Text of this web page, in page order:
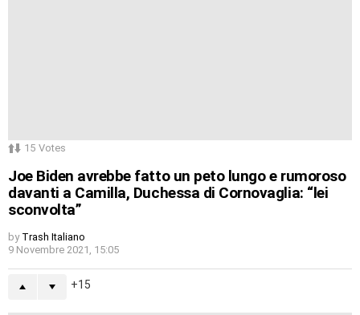
15 Votes
Joe Biden avrebbe fatto un peto lungo e rumoroso
davanti a Camilla, Duchessa di Cornovaglia: “lei
sconvolta”
by Trash Italiano
9 Novembre 2021, 15:05
15